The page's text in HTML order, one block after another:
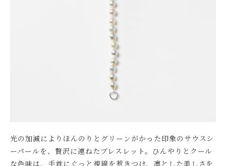
光の加減によりほんのりとグリーンがかった印象のサウスシ
ーパールを、贅沢に連ねたブレスレット。ひんやりとクール
な色味は、手首にぐっと視線を惹きつけ、凛とした美しさを